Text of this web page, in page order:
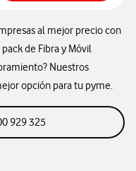
al mejor precio con
de Fibra y Móvil
Nuestros
opción para tu pyme.
929 325llamanos gratis al